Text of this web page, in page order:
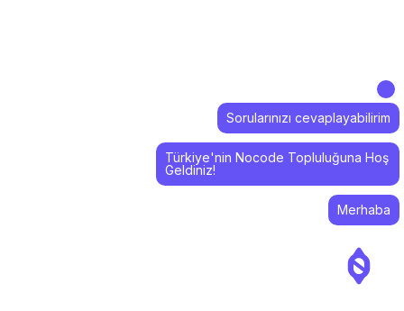
Merhaba
Türkiye'nin Nocode Topluluğuna Hoş
Geldiniz!
Sorularınızı cevaplayabilirim